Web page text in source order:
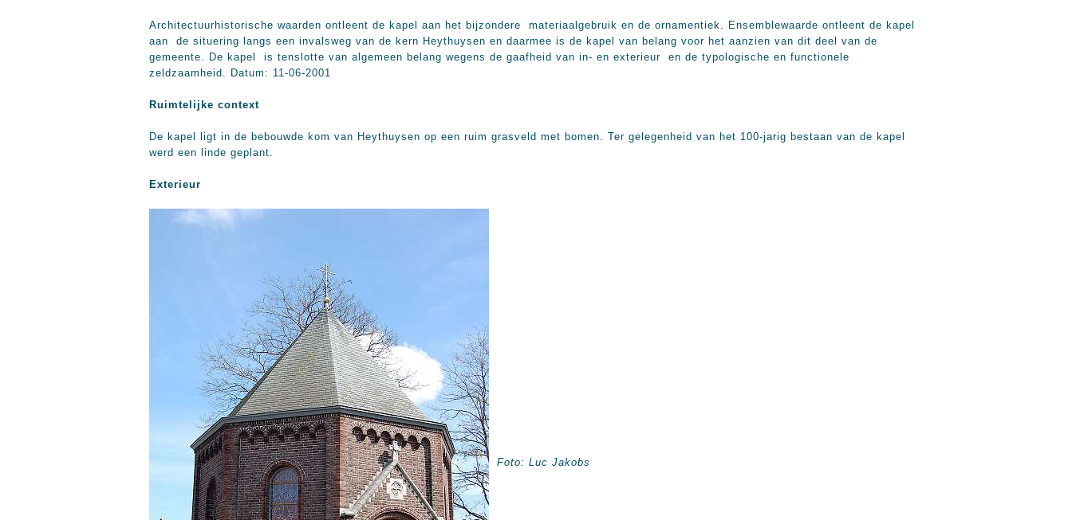
Architectuurhistorische waarden ontleent de kapel aan het bijzondere materiaalgebruik en de ornamentiek. Ensemblewaarde ontleent de kapel
aan de situering langs een invalsweg van de kern Heythuysen en daarmee is de kapel van belang voor het aanzien van dit deel van de
gemeente. De kapel is tenslotte van algemeen belang wegens de gaafheid van in- en exterieur en de typologische en functionele
zeldzaamheid. Datum: 11-06-2001
Ruimtelijke context
De kapel ligt in de bebouwde kom van Heythuysen op een ruim grasveld met bomen. Ter gelegenheid van het 100-jarig bestaan van de kapel
werd een linde geplant.
Exterieur
Foto: Luc Jakobs